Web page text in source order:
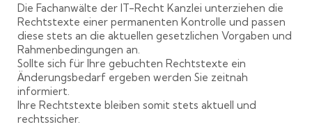
Die Fachanwälte der IT-Recht Kanzlei unterziehen die
Rechtstexte einer permanenten Kontrolle und passen
diese stets an die aktuellen gesetzlichen Vorgaben und
Rahmenbedingungen an.
Sollte sich für Ihre gebuchten Rechtstexte ein
Änderungsbedarf ergeben werden Sie zeitnah
informiert.
Ihre Rechtstexte bleiben somit stets aktuell und
rechtssicher.